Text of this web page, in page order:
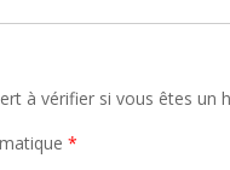
à vérifier si vous êtes un
*